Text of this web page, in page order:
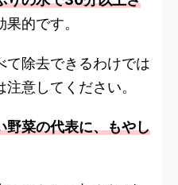
果的です。
て除去できるわけでは
意してください。
野菜の代表に、もやし